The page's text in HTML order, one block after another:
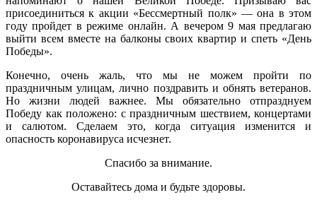
присоединиться к акции «Бессмертный полк» — она в этом
году пройдет в режиме онлайн. А вечером 9 мая предлагаю
выйти всем вместе на балконы своих квартир и спеть «День
Победы».
Конечно, очень жаль, что мы не можем пройти по
праздничным улицам, лично поздравить и обнять ветеранов.
Но жизни людей важнее. Мы обязательно отпразднуем
Победу как положено: с праздничным шествием, концертами
и салютом. Сделаем это, когда ситуация изменится и
опасность коронавируса исчезнет.
Спасибо за внимание.
Оставайтесь дома и будьте здоровы.